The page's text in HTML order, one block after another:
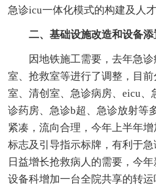
急诊icu一体化模式的构建及人才
二、基础设施改造和设备添
因地铁施工需要，去年急
室、抢救室等进行了调整，目
室、清创室、急诊病房、eicu、
诊药房、急诊b超、急诊放射等
紧凑，流向合理，今年上半年
标志及引导指示标牌，有利于
日益增长抢救病人的需要，今
设备科增加一台全院共享的转运